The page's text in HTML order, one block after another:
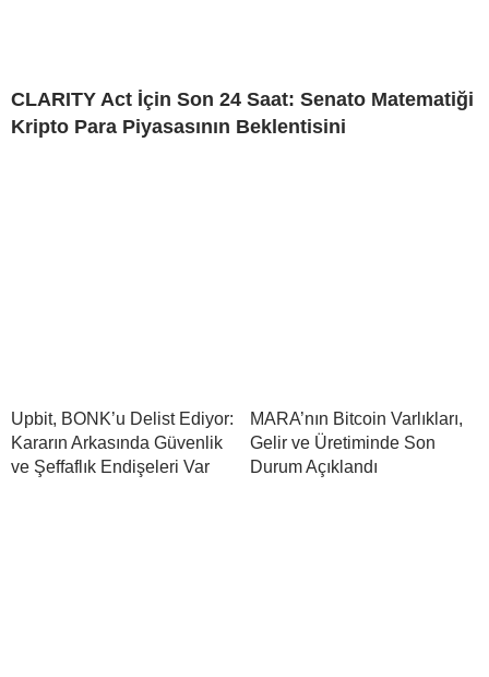
CLARITY Act İçin Son 24 Saat: Senato Matematiği
Kripto Para Piyasasının Beklentisini
Upbit, BONK’u Delist Ediyor:
Kararın Arkasında Güvenlik
ve Şeffaflık Endişeleri Var
MARA’nın Bitcoin Varlıkları,
Gelir ve Üretiminde Son
Durum Açıklandı